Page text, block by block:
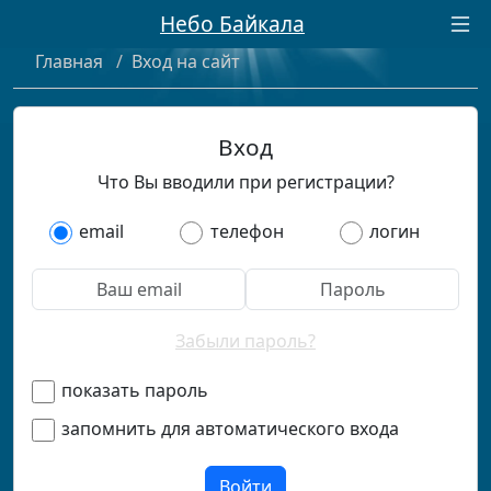
Небо Байкала
Главная / Вход на сайт
Вход
Что Вы вводили при регистрации?
email телефон логин
Забыли пароль?
показать пароль
запомнить для автоматического входа